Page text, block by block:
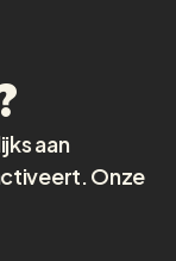
aan
Onze